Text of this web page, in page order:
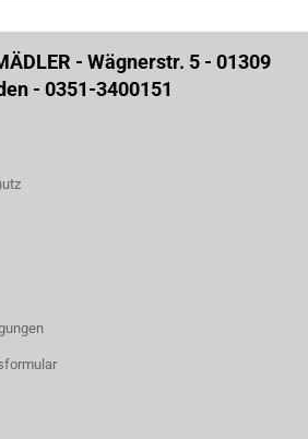
- Wägnerstr. 5 - 01309
- 0351-3400151